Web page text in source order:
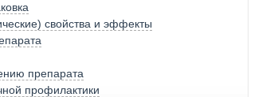
свойства и эффекты
препарата
профилактики